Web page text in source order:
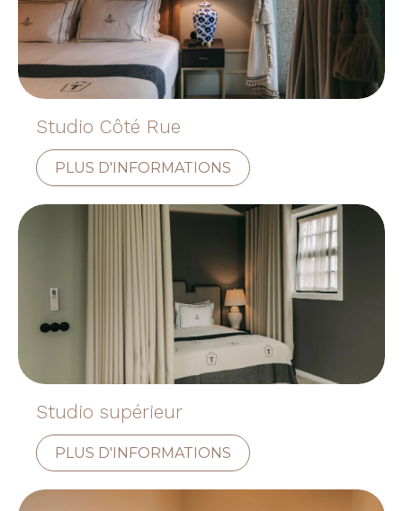
Studio Côté Rue
PLUS D'INFORMATIONS
Studio supérieur
PLUS D'INFORMATIONS